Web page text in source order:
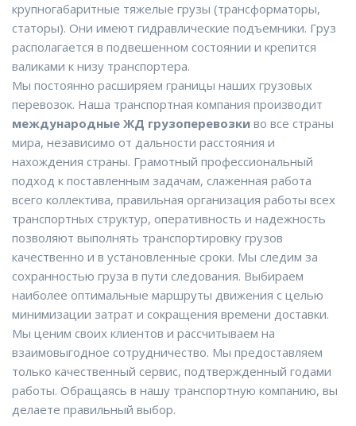
крупногабаритные тяжелые грузы (трансформаторы,
статоры). Они имеют гидравлические подъемники. Груз
располагается в подвешенном состоянии и крепится
валиками к низу транспортера.
Мы постоянно расширяем границы наших грузовых
перевозок. Наша транспортная компания производит
международные ЖД грузоперевозки во все страны
мира, независимо от дальности расстояния и
нахождения страны. Грамотный профессиональный
подход к поставленным задачам, слаженная работа
всего коллектива, правильная организация работы всех
транспортных структур, оперативность и надежность
позволяют выполнять транспортировку грузов
качественно и в установленные сроки. Мы следим за
сохранностью груза в пути следования. Выбираем
наиболее оптимальные маршруты движения с целью
минимизации затрат и сокращения времени доставки.
Мы ценим своих клиентов и рассчитываем на
взаимовыгодное сотрудничество. Мы предоставляем
только качественный сервис, подтвержденный годами
работы. Обращаясь в нашу транспортную компанию, вы
делаете правильный выбор.